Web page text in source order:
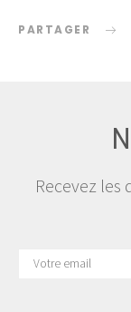
PARTAGER
Recevez